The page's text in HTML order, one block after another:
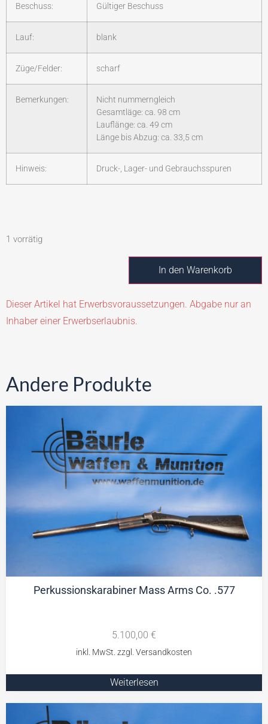
Beschuss: Gültiger Beschuss
Lauf: blank
Züge/Felder: scharf
Bemerkungen:
Nicht nummerngleich
Gesamtläge: ca. 98 cm
Lauflänge: ca. 49 cm
Länge bis Abzug: ca. 33,5 cm
Hinweis: Druck-, Lager- und Gebrauchsspuren
1 vorrätig
In den Warenkorb
Dieser Artikel hat Erwerbsvoraussetzungen. Abgabe nur an
Inhaber einer Erwerbserlaubnis.
Andere Produkte
Perkussionskarabiner Mass Arms Co. .577
5.100,00 €
Weiterlesen